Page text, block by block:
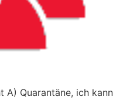
A) Quarantäne, ich kann